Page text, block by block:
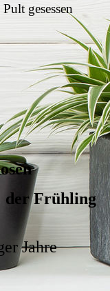
gesessen
Jahre